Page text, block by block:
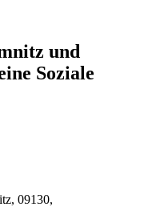
und
Soziale
09130,